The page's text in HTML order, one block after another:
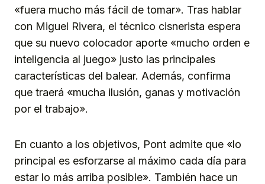
«fuera mucho más fácil de tomar». Tras hablar
con Miguel Rivera, el técnico cisnerista espera
que su nuevo colocador aporte «mucho orden e
inteligencia al juego» justo las principales
características del balear. Además, confirma
que traerá «mucha ilusión, ganas y motivación
por el trabajo».
En cuanto a los objetivos, Pont admite que «lo
principal es esforzarse al máximo cada día para
estar lo más arriba posible». También hace un